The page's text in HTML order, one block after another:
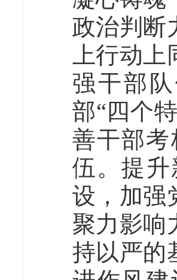
政治判断
上行动
强干部
部“四个
善干部
伍。提
设，加强
聚力影响
持以严的